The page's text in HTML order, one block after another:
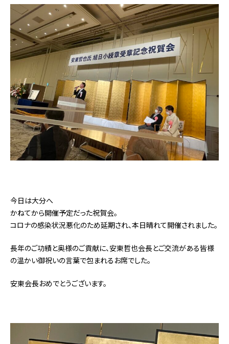
今日は大分へ
かねてから開催予定だった祝賀会。
コロナの感染状況悪化のため延期され、本日晴れて開催されました。
長年のご功績と奥様のご貢献に、安東哲也会長とご交流がある皆様
の温かい御祝いの言葉で包まれるお席でした。
安東会長おめでとうございます。